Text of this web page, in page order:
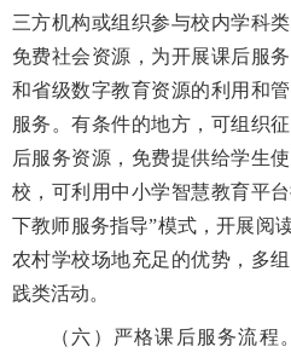
三方机构或组织参与校内学科
免费社会资源，为开展课后服
和省级数字教育资源的利用和
服务。有条件的地方，可组织
后服务资源，免费提供给学生
校，可利用中小学智慧教育平
下教师服务指导”模式，开展阅
农村学校场地充足的优势，多
践类活动。
（六）严格课后服务流